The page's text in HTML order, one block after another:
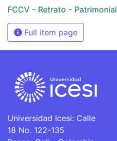
FCCV - Retrato - Patrimonial
Full item page
Universidad Icesi: Calle
18 No. 122-135